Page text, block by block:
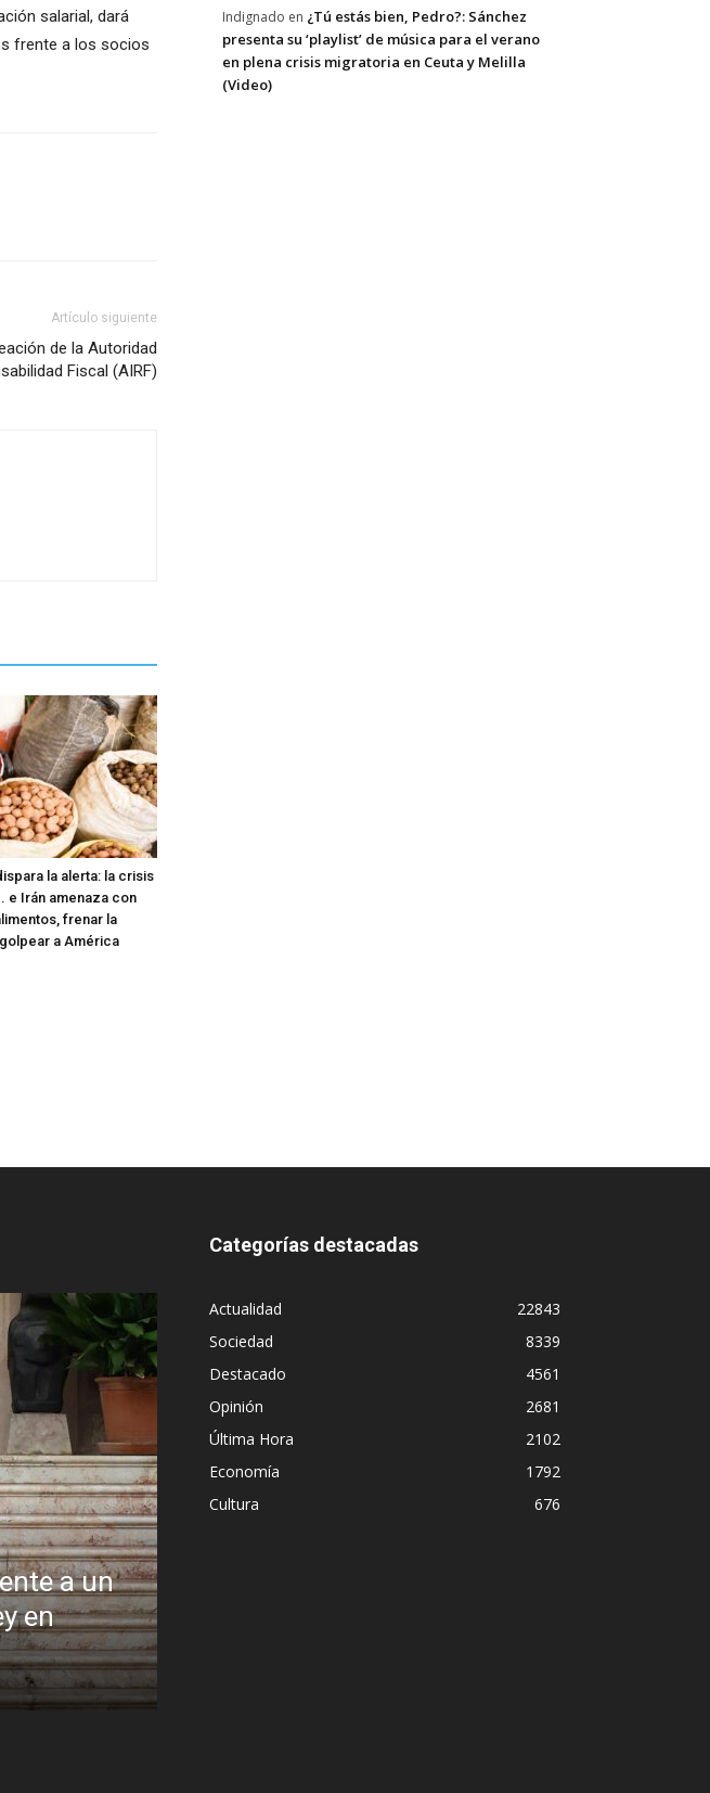
salarial, dará
frente a los socios
Artículo siguiente
de la Autoridad
Fiscal (AIRF)
la alerta: la crisis
e Irán amenaza con
frenar la
a América
Indignado en ¿Tú estás bien, Pedro?: Sánchez
presenta su ‘playlist’ de música para el verano
en plena crisis migratoria en Ceuta y Melilla
(Video)
institucional en
Paulo
Categorías destacadas
Actualidad
22843
Sociedad
8339
Destacado
4561
Opinión
2681
Última Hora
2102
Economía
1792
Cultura
676